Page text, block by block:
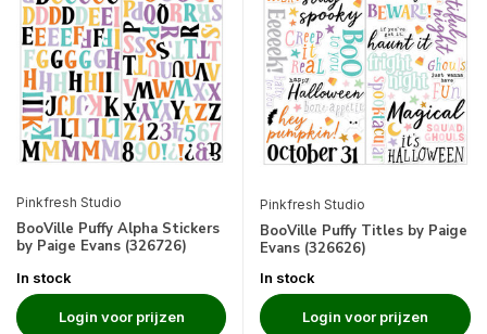
Pinkfresh Studio
BooVille Puffy Alpha Stickers
by Paige Evans (326726)
In stock
Login voor prijzen
Pinkfresh Studio
BooVille Puffy Titles by Paige
Evans (326626)
In stock
Login voor prijzen